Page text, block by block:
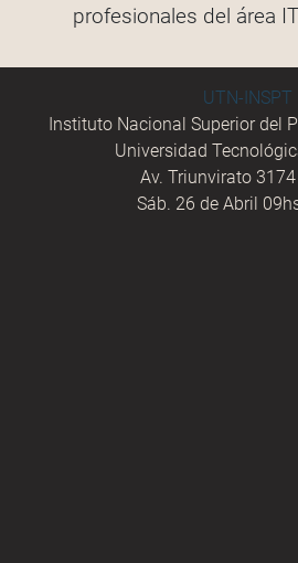
profesionales del área
UTN-INSPT
Instituto Nacional Superior del
Universidad
Av. Triunvirato 3174
Sáb. 26 de Abril